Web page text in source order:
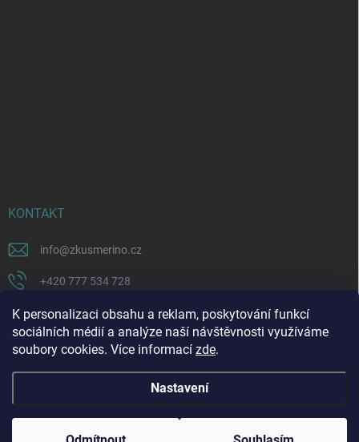
K personalizaci obsahu a reklam, poskytování funkcí
sociálních médií a analýze naší návštěvnosti využíváme
soubory cookies. Více informací zde.
Nastavení
KONTAKT
info@zkusmerino.cz
+420 777 534 728
https://www.facebook.com/zkusmerino/
zkusmerino.cz
Copyright 2026ZKUSMERINO. Všechna práva vyhrazena.Upravit nastavení